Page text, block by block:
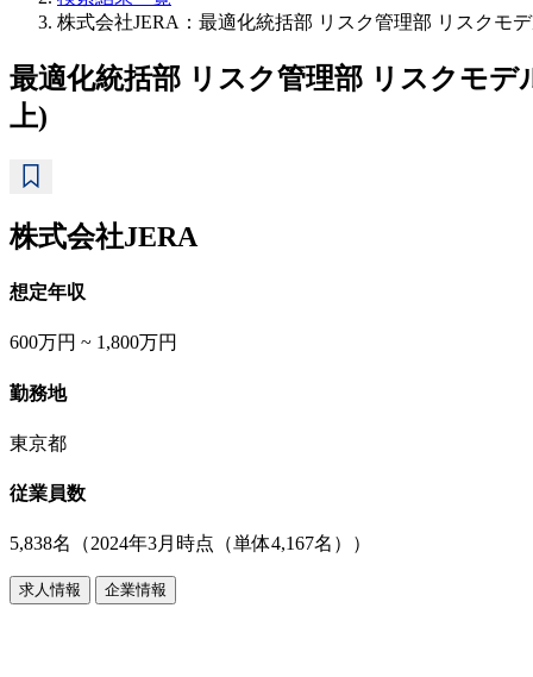
株式会社JERA：最適化統括部 リスク管理部 リスクモ
最適化統括部 リスク管理部 リスクモ
上)
株式会社JERA
想定年収
600万円 ~ 1,800万円
勤務地
東京都
従業員数
5,838名（2024年3月時点（単体4,167名））
求人情報 企業情報